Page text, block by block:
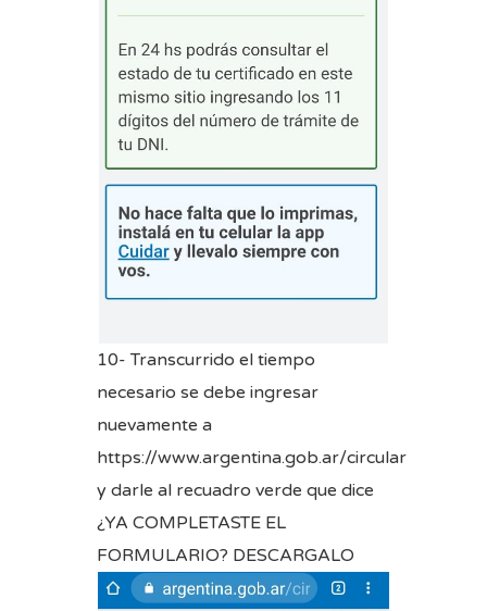
10- Transcurrido el tiempo
necesario se debe ingresar
nuevamente a
https://www.argentina.gob.ar/circular
y darle al recuadro verde que dice
¿YA COMPLETASTE EL
FORMULARIO? DESCARGALO